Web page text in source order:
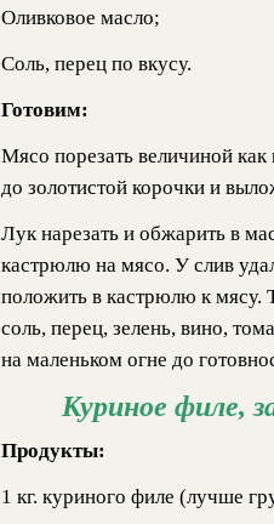
Оливковое масло;
Соль, перец по вкусу.
Готовим:
Мясо порезать величиной
до золотистой корочки и
Лук нарезать и обжарить в
кастрюлю на мясо. У слив
положить в кастрюлю к мясу.
соль, перец, зелень, вино,
на маленьком огне до
Куриное филе,
Продукты:
1 кг. куриного филе (лучше